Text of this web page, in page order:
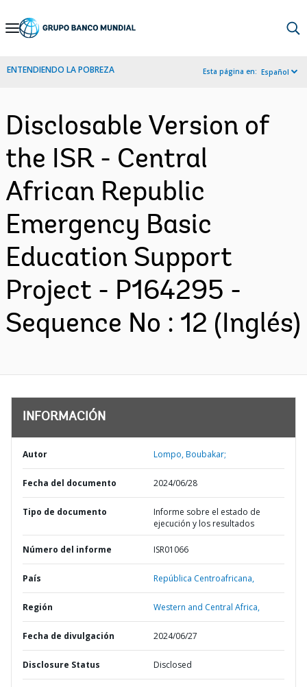
Skip
Navigation
ENTENDIENDO LA POBREZA Esta página en: Español
Disclosable Version of
the ISR - Central
African Republic
Emergency Basic
Education Support
Project - P164295 -
Sequence No : 12 (Inglés)
INFORMACIÓN
Autor Lompo, Boubakar;
Fecha del documento 2024/06/28
Tipo de documento
Informe sobre el estado de
ejecución y los resultados
Número del informe ISR01066
País República Centroafricana,
Región Western and Central Africa,
Fecha de divulgación 2024/06/27
Disclosure Status Disclosed